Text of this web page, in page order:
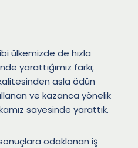
ülkemizde de hızla
yarattığımız farkı;
asla ödün
ve kazanca yönelik
sayesinde yarattık.
odaklanan iş